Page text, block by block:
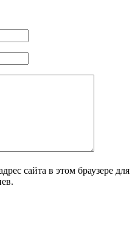
сайта в этом браузере для